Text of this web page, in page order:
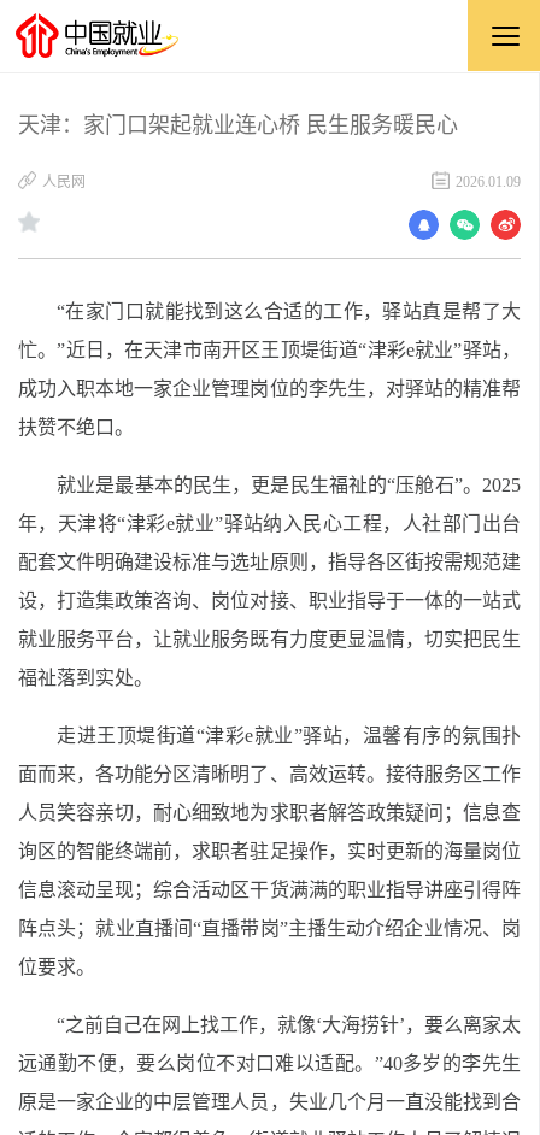
天津：家门口架起就业连心桥 民生服务暖民心
​人民网 2026.01.09
“在家门口就能找到这么合适的工作，驿站真是帮了大
忙。”近日，在天津市南开区王顶堤街道“津彩e就业”驿站，
成功入职本地一家企业管理岗位的李先生，对驿站的精准帮
扶赞不绝口。
就业是最基本的民生，更是民生福祉的“压舱石”。2025
年，天津将“津彩e就业”驿站纳入民心工程，人社部门出台
配套文件明确建设标准与选址原则，指导各区街按需规范建
设，打造集政策咨询、岗位对接、职业指导于一体的一站式
就业服务平台，让就业服务既有力度更显温情，切实把民生
福祉落到实处。
走进王顶堤街道“津彩e就业”驿站，温馨有序的氛围扑
面而来，各功能分区清晰明了、高效运转。接待服务区工作
人员笑容亲切，耐心细致地为求职者解答政策疑问；信息查
询区的智能终端前，求职者驻足操作，实时更新的海量岗位
信息滚动呈现；综合活动区干货满满的职业指导讲座引得阵
阵点头；就业直播间“直播带岗”主播生动介绍企业情况、岗
位要求。
“之前自己在网上找工作，就像‘大海捞针’，要么离家太
远通勤不便，要么岗位不对口难以适配。”40多岁的李先生
原是一家企业的中层管理人员，失业几个月一直没能找到合